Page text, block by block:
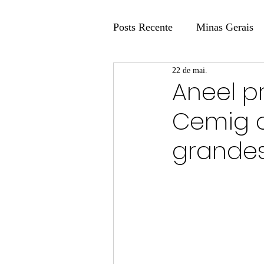
Posts Recente Minas Gerais
Coluna Fatos e Versões
Coluna: Agenda 21
Publicidade Legal
Aneel
Cemig
22 de mai.